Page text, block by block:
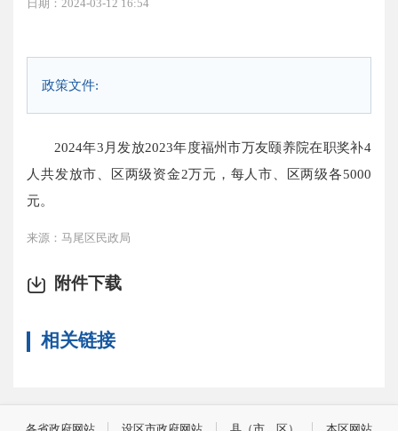
日期：2024-03-12 16:54
政策文件:
2024年3月发放2023年度福州市万友颐养院在职奖补4
人共发放市、区两级资金2万元，每人市、区两级各5000
元。
来源：马尾区民政局
附件下载
相关链接